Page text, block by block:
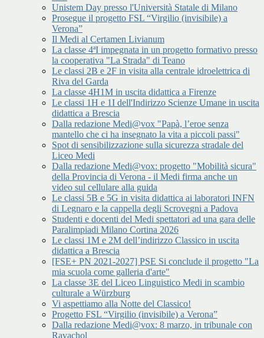
Unistem Day presso l'Università Statale di Milano
Prosegue il progetto FSL “Virgilio (invisibile) a
Verona”
Il Medi al Certamen Livianum
La classe 4ªI impegnata in un progetto formativo presso
la cooperativa "La Strada" di Teano
Le classi 2B e 2F in visita alla centrale idroelettrica di
Riva del Garda
La classe 4H1M in uscita didattica a Firenze
Le classi 1H e 1I dell'Indirizzo Scienze Umane in uscita
didattica a Brescia
Dalla redazione Medi@vox "Papà, l’eroe senza
mantello che ci ha insegnato la vita a piccoli passi"
Spot di sensibilizzazione sulla sicurezza stradale del
Liceo Medi
Dalla redazione Medi@vox: progetto "Mobilità sicura"
della Provincia di Verona - il Medi firma anche un
video sul cellulare alla guida
Le classi 5B e 5G in visita didattica ai laboratori INFN
di Legnaro e la cappella degli Scrovegni a Padova
Studenti e docenti del Medi spettatori ad una gara delle
Paralimpiadi Milano Cortina 2026
Le classi 1M e 2M dell’indirizzo Classico in uscita
didattica a Brescia
[FSE+ PN 2021-2027] PSE Si conclude il progetto "La
mia scuola come galleria d'arte"
La classe 3E del Liceo Linguistico Medi in scambio
culturale a Würzburg
Vi aspettiamo alla Notte del Classico!
Progetto FSL “Virgilio (invisibile) a Verona”
Dalla redazione Medi@vox: 8 marzo, in tribunale con
Ravachol